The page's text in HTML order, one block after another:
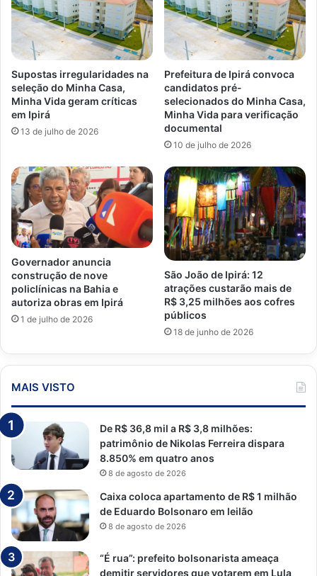
Supostas irregularidades na
seleção do Minha Casa,
Minha Vida geram críticas
em Ipirá
13 de julho de 2026
Prefeitura de Ipirá convoca
candidatos pré-
selecionados do Minha Casa,
Minha Vida para verificação
documental
10 de julho de 2026
Governador anuncia
construção de nove
policlínicas na Bahia e
autoriza obras em Ipirá
1 de julho de 2026
São João de Ipirá: 12
atrações custarão mais de
R$ 3,25 milhões aos cofres
públicos
18 de junho de 2026
MAIS VISTO
De R$ 36,8 mil a R$ 3,8 milhões:
patrimônio de Nikolas Ferreira dispara
8.850% em quatro anos
8 de agosto de 2026
Caixa coloca apartamento de R$ 1 milhão
de Eduardo Bolsonaro em leilão
8 de agosto de 2026
“É rua”: prefeito bolsonarista ameaça
demitir servidores que votarem em Lula